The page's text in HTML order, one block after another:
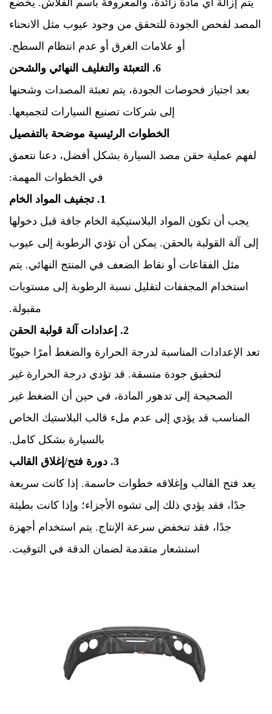
يتم إزالة أي مادة زائدة، والمعروفة باسم الفلاش. يخضع
المصد لفحص الجودة للتحقق من وجود عيوب مثل الانحناء
أو علامات الغرق أو عدم انتظام السطح.
6. التعبئة والتغليف النهائي والشحن
بعد اجتياز فحوصات الجودة، يتم تعبئة المصدات وشحنها
إلى شركات تصنيع السيارات لتجميعها.
الخطوات الرئيسية موضحة بالتفصيل
لفهم عملية حقن مصد السيارة بشكل أفضل، دعنا نتعمق
في الخطوات المهمة:
1. تجفيف المواد الخام
يجب أن تكون المواد البلاستيكية الخام جافة قبل دخولها
إلى آلة القولبة بالحقن. يمكن أن تؤدي الرطوبة إلى عيوب
مثل الفقاعات أو نقاط الضعف في المنتج النهائي. يتم
استخدام المجففات لتقليل نسبة الرطوبة إلى مستويات
مقبولة.
2. إعدادات آلة قولبة الحقن
تعد الإعدادات المناسبة لدرجة الحرارة والضغط أمرًا حيويًا
لتحقيق جودة متسقة. قد تؤدي درجة الحرارة غير
الصحيحة إلى تدهور المادة، في حين أن الضغط غير
المناسب قد يؤدي إلى عدم ملء قالب البلاستيك الخاص
بالسيارة بشكل كامل.
3. دورة فتح/إغلاق القالب
يعد فتح القالب وإغلاقه خطوات حاسمة. إذا كانت سريعة
جدًا، فقد يؤدي ذلك إلى تشوه الأجزاء؛ وإذا كانت بطيئة
جدًا، فقد تنخفض سرعة الإنتاج. يتم استخدام أجهزة
استشعار متقدمة لضمان الدقة في التوقيت.